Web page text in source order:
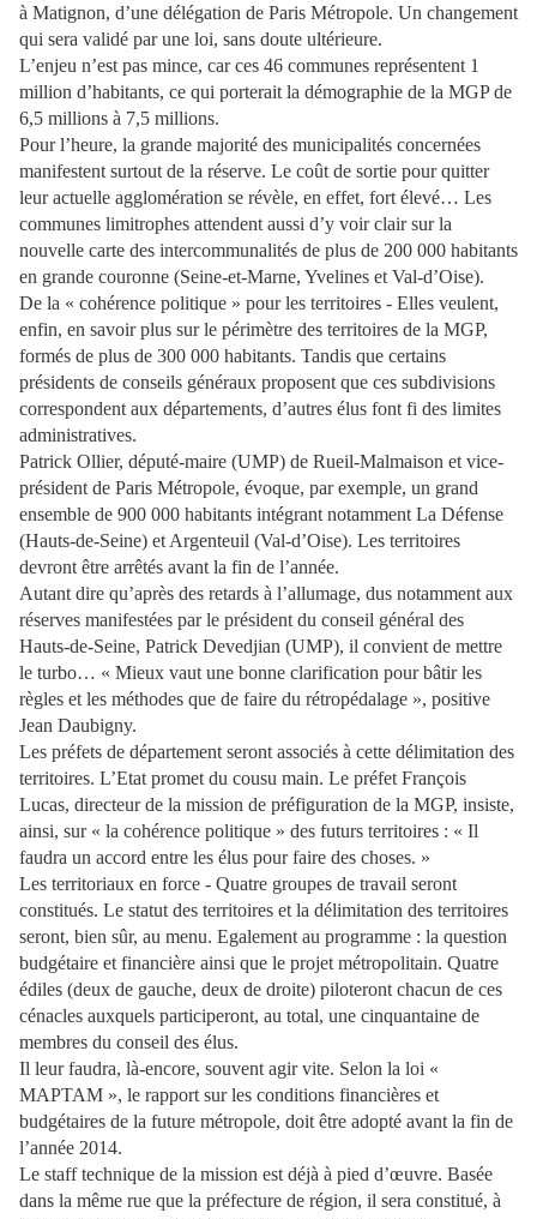
à Matignon, d’une délégation de Paris Métropole. Un changement
qui sera validé par une loi, sans doute ultérieure.
L’enjeu n’est pas mince, car ces 46 communes représentent 1
million d’habitants, ce qui porterait la démographie de la MGP de
6,5 millions à 7,5 millions.
Pour l’heure, la grande majorité des municipalités concernées
manifestent surtout de la réserve. Le coût de sortie pour quitter
leur actuelle agglomération se révèle, en effet, fort élevé… Les
communes limitrophes attendent aussi d’y voir clair sur la
nouvelle carte des intercommunalités de plus de 200 000 habitants
en grande couronne (Seine-et-Marne, Yvelines et Val-d’Oise).
De la « cohérence politique » pour les territoires - Elles veulent,
enfin, en savoir plus sur le périmètre des territoires de la MGP,
formés de plus de 300 000 habitants. Tandis que certains
présidents de conseils généraux proposent que ces subdivisions
correspondent aux départements, d’autres élus font fi des limites
administratives.
Patrick Ollier, député-maire (UMP) de Rueil-Malmaison et vice-
président de Paris Métropole, évoque, par exemple, un grand
ensemble de 900 000 habitants intégrant notamment La Défense
(Hauts-de-Seine) et Argenteuil (Val-d’Oise). Les territoires
devront être arrêtés avant la fin de l’année.
Autant dire qu’après des retards à l’allumage, dus notamment aux
réserves manifestées par le président du conseil général des
Hauts-de-Seine, Patrick Devedjian (UMP), il convient de mettre
le turbo… « Mieux vaut une bonne clarification pour bâtir les
règles et les méthodes que de faire du rétropédalage », positive
Jean Daubigny.
Les préfets de département seront associés à cette délimitation des
territoires. L’Etat promet du cousu main. Le préfet François
Lucas, directeur de la mission de préfiguration de la MGP, insiste,
ainsi, sur « la cohérence politique » des futurs territoires : « Il
faudra un accord entre les élus pour faire des choses. »
Les territoriaux en force - Quatre groupes de travail seront
constitués. Le statut des territoires et la délimitation des territoires
seront, bien sûr, au menu. Egalement au programme : la question
budgétaire et financière ainsi que le projet métropolitain. Quatre
édiles (deux de gauche, deux de droite) piloteront chacun de ces
cénacles auxquels participeront, au total, une cinquantaine de
membres du conseil des élus.
Il leur faudra, là-encore, souvent agir vite. Selon la loi «
MAPTAM », le rapport sur les conditions financières et
budgétaires de la future métropole, doit être adopté avant la fin de
l’année 2014.
Le staff technique de la mission est déjà à pied d’œuvre. Basée
dans la même rue que la préfecture de région, il sera constitué, à